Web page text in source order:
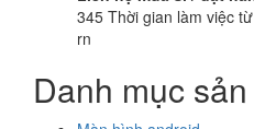
345 Thời gian làm việc
rn
Danh mục